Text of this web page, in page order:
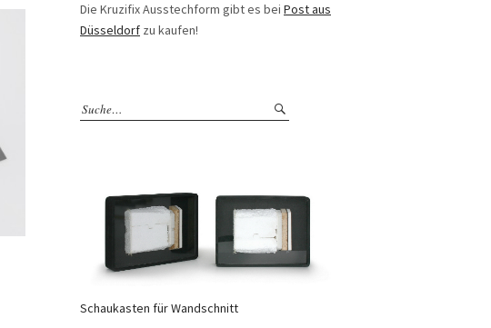
Die Kruzifix Ausstechform gibt es bei Post aus
Düsseldorf zu kaufen!
Schaukasten für Wandschnitt